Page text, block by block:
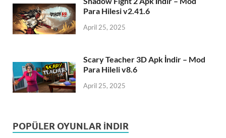
Para Hilesi v2.41.6
April 25, 2025
Scary Teacher 3D Apk İndir – Mod
Para Hileli v8.6
April 25, 2025
POPÜLER OYUNLAR İNDIR